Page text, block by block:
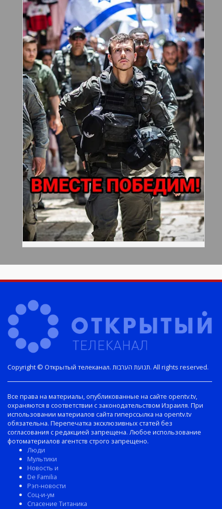
Copyright © Открытый телеканал. תנועת הערבות. All rights reserved.
Все права на материалы, опубликованные на сайте opentv.tv,
охраняются в соответствии с законодательством Израиля. При
использовании материалов сайта гиперссылка на opentv.tv
обязательна. Перепечатка эксклюзивных статей без
согласования с редакцией запрещена. Любое использование
фотоматериалов агентств строго запрещено.
Люди
Мультики
Новость и
De Familia
Рэп-новости
Соц-и-ум
Спасение Титаника